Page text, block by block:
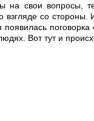
на свои вопросы,
со стороны.
поговорка
Вот тут и